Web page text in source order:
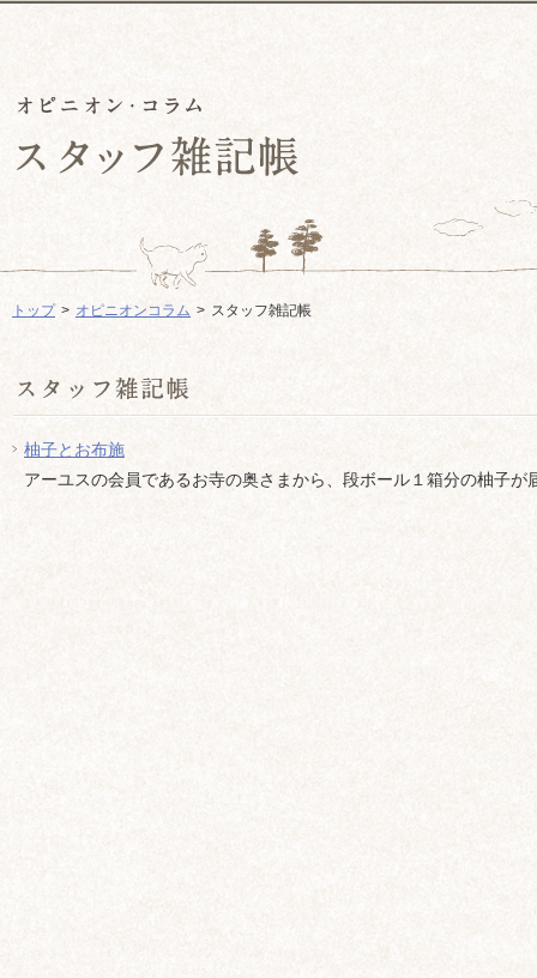
トップ オピニオンコラム スタッフ雑記帳
柚子とお布施
アーユスの会員であるお寺の奥さまから、段ボール１箱分の柚子が